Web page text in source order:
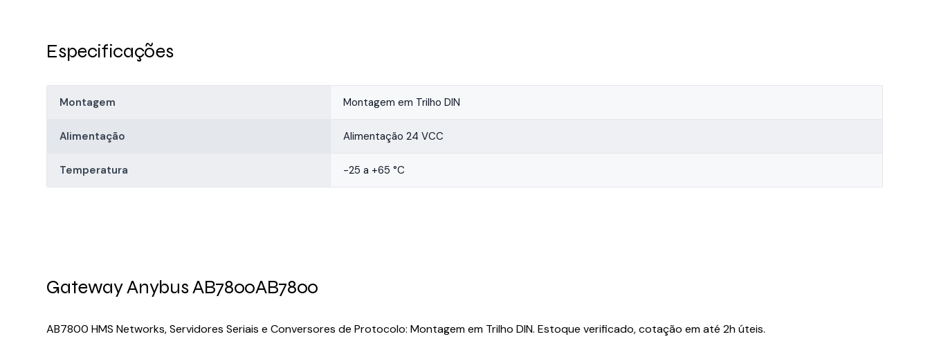
Especificações
Montagem Montagem em Trilho DIN
Alimentação Alimentação 24 VCC
Temperatura -25 a +65 °C
Gateway Anybus AB7800AB7800
AB7800 HMS Networks, Servidores Seriais e Conversores de Protocolo: Montagem em Trilho DIN. Estoque verificado, cotação em até 2h úteis.